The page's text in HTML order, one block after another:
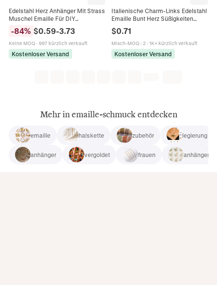
Edelstahl Herz Anhänger Mit Strass
Muschel Emaille Für DIY
Schmuckherstellung Zubehör
Damen Mode
-84% $0.59-3.73
Keine MOQ · 997 kürzlich verkauft
Kostenloser Versand
Italienische Charm-Links Edelstahl
Emaille Bunt Herz Süßigkeiten
Modularer Armband DIY Schmuck
Zubehör Damen Geschenk
$0.71
Misch-MOQ : 2· 1K+ kürzlich verkauft
Kostenloser Versand
Mehr in emaille-schmuck entdecken
emaille halskette zubehör legierung
anhänger vergoldet frauen anhänger